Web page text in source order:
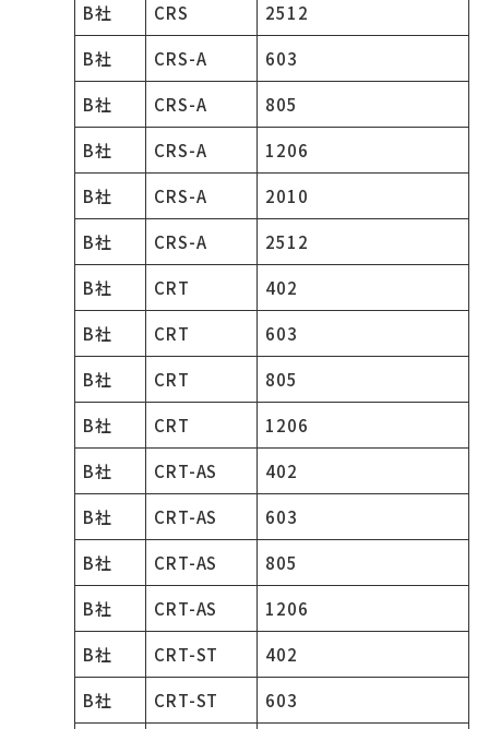
B社
CRS
2512
B社
CRS-A
603
B社
CRS-A
805
B社
CRS-A
1206
B社
CRS-A
2010
B社
CRS-A
2512
B社
CRT
402
B社
CRT
603
B社
CRT
805
B社
CRT
1206
B社
CRT-AS
402
B社
CRT-AS
603
B社
CRT-AS
805
B社
CRT-AS
1206
B社
CRT-ST
402
B社
CRT-ST
603